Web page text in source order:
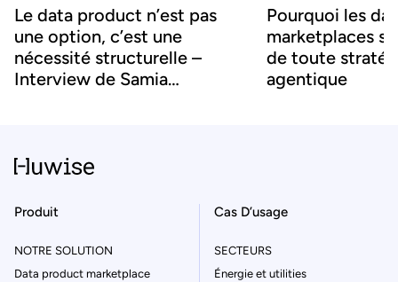
Le data product n’est pas
une option, c’est une
nécessité structurelle –
Interview de Samia
Pourquoi les
marketplaces
de toute
agentique
Produit
NOTRE SOLUTION
Data product marketplace
Cas D’usage
SECTEURS
Énergie et utilities